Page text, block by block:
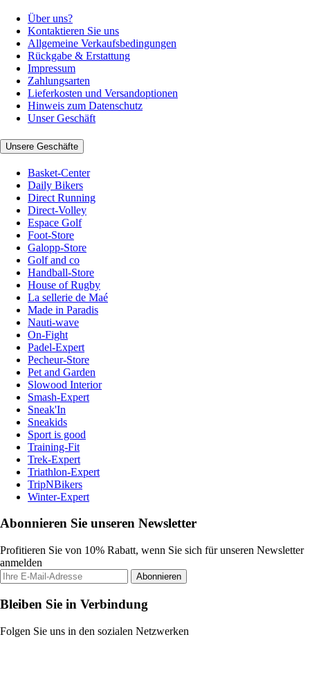
Über uns?
Kontaktieren Sie uns
Allgemeine Verkaufsbedingungen
Rückgabe & Erstattung
Impressum
Zahlungsarten
Lieferkosten und Versandoptionen
Hinweis zum Datenschutz
Unser Geschäft
Unsere Geschäfte
Basket-Center
Daily Bikers
Direct Running
Direct-Volley
Espace Golf
Foot-Store
Galopp-Store
Golf and co
Handball-Store
House of Rugby
La sellerie de Maé
Made in Paradis
Nauti-wave
On-Fight
Padel-Expert
Pecheur-Store
Pet and Garden
Slowood Interior
Smash-Expert
Sneak'In
Sneakids
Sport is good
Training-Fit
Trek-Expert
Triathlon-Expert
TripNBikers
Winter-Expert
Abonnieren Sie unseren Newsletter
Profitieren Sie von 10% Rabatt, wenn Sie sich für unseren Newsletter
anmelden
Abonnieren
Bleiben Sie in Verbindung
Folgen Sie uns in den sozialen Netzwerken